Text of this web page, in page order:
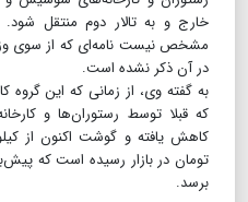
خارج و به تالار دوم منتقل
مشخص نیست نامه‌ای که از سوی
در آن ذکر نشده است.
به گفته وی، از زمانی که این گروه
که قبلا توسط رستوران‌ها و
برسد.